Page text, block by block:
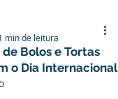
Bolos e Tortas
o Dia Internacional
min de leitura